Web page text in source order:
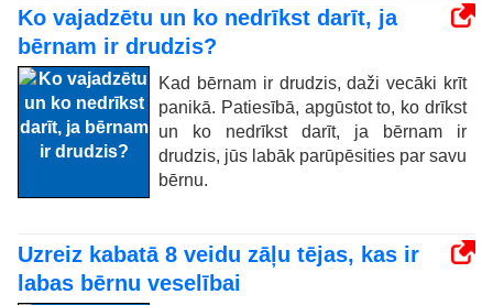
Ko vajadzētu un ko nedrīkst darīt, ja
bērnam ir drudzis?
Kad bērnam ir drudzis, daži vecāki krīt
panikā. Patiesībā, apgūstot to, ko drīkst
un ko nedrīkst darīt, ja bērnam ir
drudzis, jūs labāk parūpēsities par savu
bērnu.
Uzreiz kabatā 8 veidu zāļu tējas, kas ir
labas bērnu veselībai